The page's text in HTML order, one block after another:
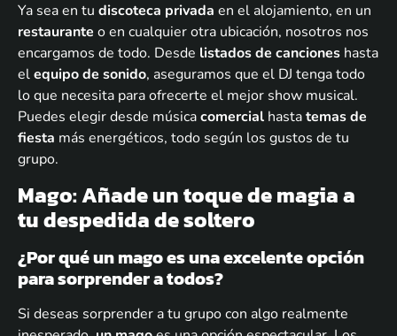
Ya sea en tu discoteca privada en el alojamiento, en un
restaurante o en cualquier otra ubicación, nosotros nos
encargamos de todo. Desde listados de canciones hasta
elequipo de sonido, aseguramos que el DJ tenga todo
lo que necesita para ofrecerte el mejor show musical.
Puedes elegir desde músicacomercial hastatemas de
fiesta más energéticos, todo según los gustos de tu
grupo.
Mago: Añade un toque de magia a
tu despedida de soltero
¿Por qué un mago es una excelente opción
para sorprender a todos?
Si deseas sorprender a tu grupo con algo realmente